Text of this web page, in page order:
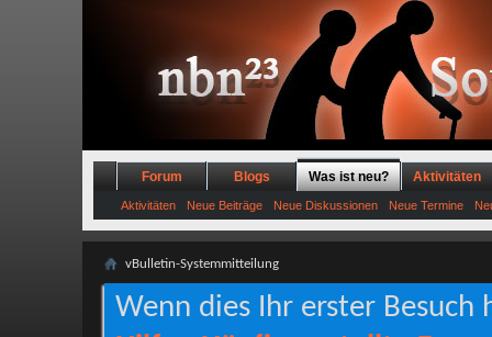
Forum Blogs Was ist neu?
Aktivitäten Neue Beiträge Neue Diskussionen Neue Termine
Aktivitäten
vBulletin-Systemmitteilung
Wenn dies Ihr erster Besuch